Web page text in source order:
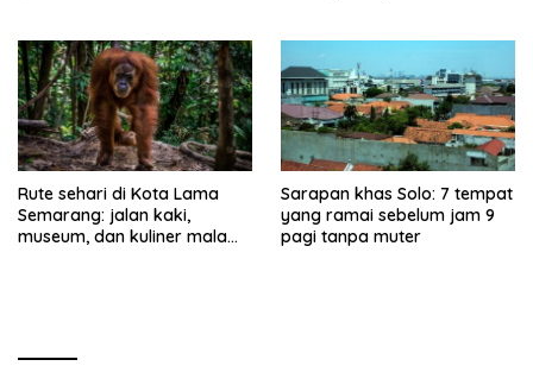
Rute sehari di Kota Lama
Semarang: jalan kaki,
museum, dan kuliner malam
Sarapan khas Solo: 7 tempat
yang ramai sebelum jam 9
pagi tanpa muter